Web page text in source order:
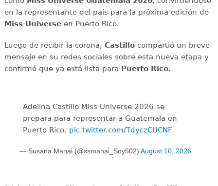
en la representante del país para la próxima edición de
Miss Universeen Puerto Rico.
Luego de recibir la corona, Castillocompartió un breve
mensaje en su redes sociales sobre esta nueva etapa y
confirmó que ya está lista para Puerto Rico.
Adelina Castillo Miss Universe 2026 se
prepara para representar a Guatemala en
Puerto Rico. pic.twitter.com/TdyczCUCNF
— Susana Manai (@ssmanai_Soy502) August 10, 2026